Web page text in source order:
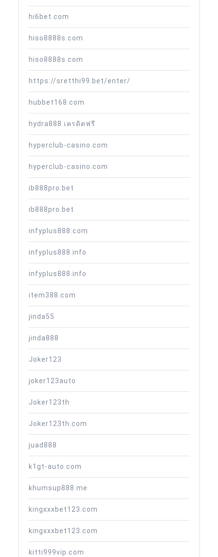
hi6bet.com
hiso8888s.com
hiso8888s.com
https://sretthi99.bet/enter/
hubbet168.com
hydra888 เครดิตฟรี
hyperclub-casino.com
hyperclub-casino.com
ib888pro.bet
ib888pro.bet
infyplus888.com
infyplus888.info
infyplus888.info
item388.com
jinda55
jinda888
Joker123
joker123auto
Joker123th
Joker123th.com
juad888
k1gt-auto.com
khumsup888.me
kingxxxbet123.com
kingxxxbet123.com
kitti999vip.com